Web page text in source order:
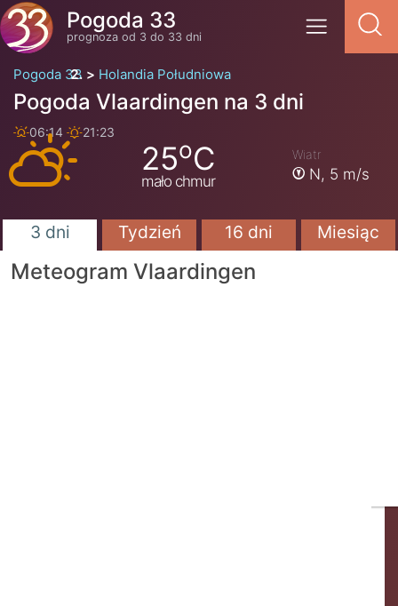
Pogoda 33
prognoza od 3 do 33 dni
Pogoda 33 Holandia Południowa
Pogoda Vlaardingen na 3 dni
06:14 21:23
25oC
mało chmur
Wiatr
N, 5 m/s
3 dni Tydzień 16 dni Miesiąc
Meteogram Vlaardingen